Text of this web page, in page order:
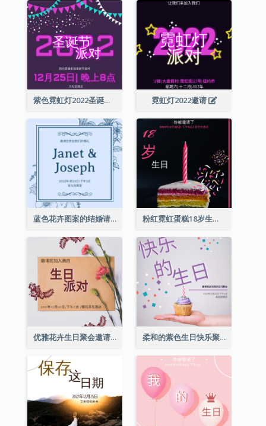
紫色霓虹灯2022圣诞晚会邀请函 霓虹灯2022邀请
蓝色花卉图案的结婚请柬 粉红霓虹蛋糕18岁生日请柬
优雅花卉生日聚会邀请函 柔和的紫色生日快乐聚会请柬